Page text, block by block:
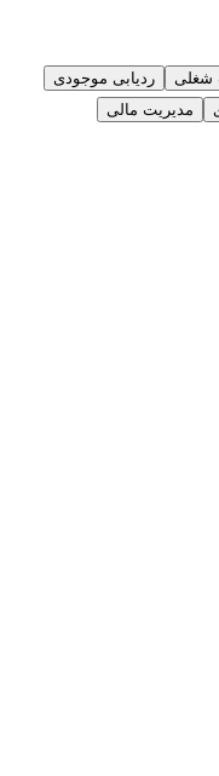
ردیابی موجودی
مدیریت مالی